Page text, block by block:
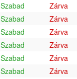
Szabad
Zárva
Szabad
Zárva
Szabad
Zárva
Szabad
Zárva
Szabad
Zárva
Szabad
Zárva